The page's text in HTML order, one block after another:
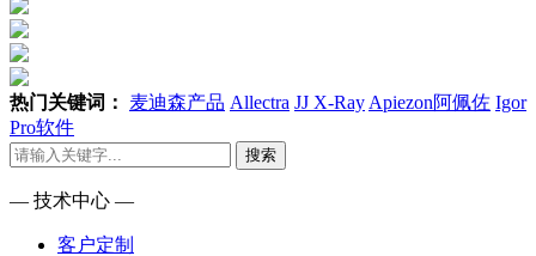
热门关键词： 麦迪森产品 Allectra JJ X-Ray Apiezon阿佩佐 Igor
Pro软件
搜索
— 技术中心 —
客户定制